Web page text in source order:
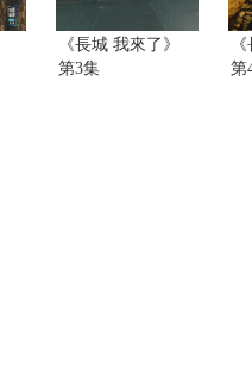
《長城 我來了》
第3集
第